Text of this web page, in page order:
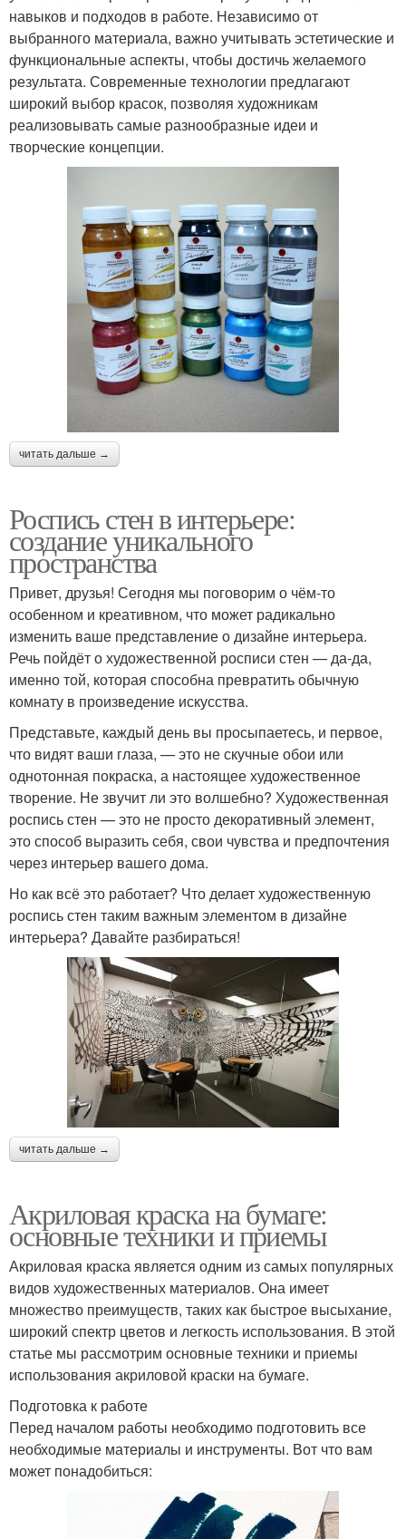
навыков и подходов в работе. Независимо от
выбранного материала, важно учитывать эстетические и
функциональные аспекты, чтобы достичь желаемого
результата. Современные технологии предлагают
широкий выбор красок, позволяя художникам
реализовывать самые разнообразные идеи и
творческие концепции.
читать дальше →
Роспись стен в интерьере:
создание уникального
пространства
Привет, друзья! Сегодня мы поговорим о чём-то
особенном и креативном, что может радикально
изменить ваше представление о дизайне интерьера.
Речь пойдёт о художественной росписи стен — да-да,
именно той, которая способна превратить обычную
комнату в произведение искусства.
Представьте, каждый день вы просыпаетесь, и первое,
что видят ваши глаза, — это не скучные обои или
однотонная покраска, а настоящее художественное
творение. Не звучит ли это волшебно? Художественная
роспись стен — это не просто декоративный элемент,
это способ выразить себя, свои чувства и предпочтения
через интерьер вашего дома.
Но как всё это работает? Что делает художественную
роспись стен таким важным элементом в дизайне
интерьера? Давайте разбираться!
читать дальше →
Акриловая краска на бумаге:
основные техники и приемы
Акриловая краска является одним из самых популярных
видов художественных материалов. Она имеет
множество преимуществ, таких как быстрое высыхание,
широкий спектр цветов и легкость использования. В этой
статье мы рассмотрим основные техники и приемы
использования акриловой краски на бумаге.
Подготовка к работе
Перед началом работы необходимо подготовить все
необходимые материалы и инструменты. Вот что вам
может понадобиться: